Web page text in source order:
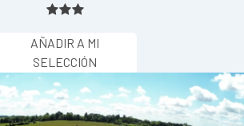
AÑADIR A MI
SELECCIÓN